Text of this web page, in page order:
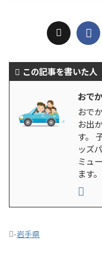
この記事を書いた人
おで
おで
お出
す。
ッズ
ミュ
ます。
-岩手県